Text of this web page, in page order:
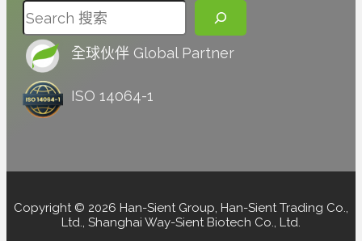
全球伙伴 Global Partner
ISO 14064-1
Copyright © 2026 Han-Sient Group, Han-Sient Trading Co.,
Ltd., Shanghai Way-Sient Biotech Co., Ltd.